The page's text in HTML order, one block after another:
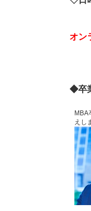
オン
◆卒
MBA
えし